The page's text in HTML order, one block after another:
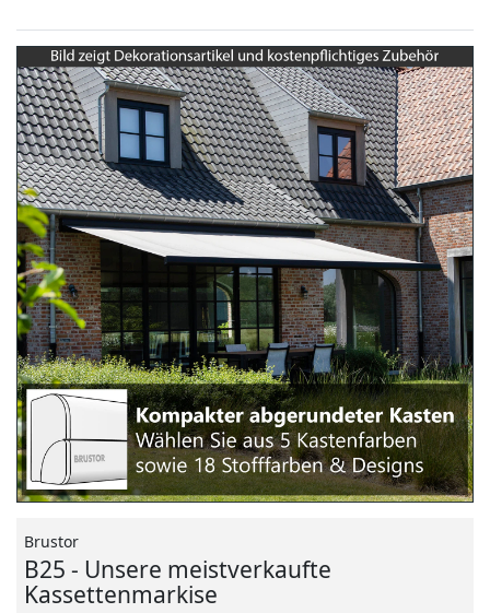
Brustor
B25 - Unsere meistverkaufte
Kassettenmarkise